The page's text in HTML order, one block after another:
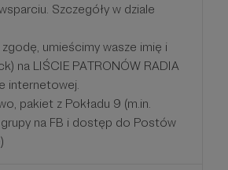
Szczegóły w dziale
umieścimy wasze imię i
na LIŚCIE PATRONÓW RADIA
internetowej.
pakiet z Pokładu 9 (m.in.
na FB i dostęp do Postów